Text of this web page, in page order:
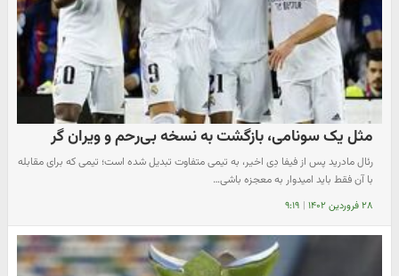
مثل یک سونامی، بازگشت به نسخه بی‌رحم و ویران گر
رئال مادرید پس از فیفا دِی اخیر، به تیمی متفاوت تبدیل شده است؛ تیمی که برای مقابله
با آن فقط باید امیدوار به معجزه باشی…
۲۸ فروردین ۱۴۰۲ | ۹:۱۹